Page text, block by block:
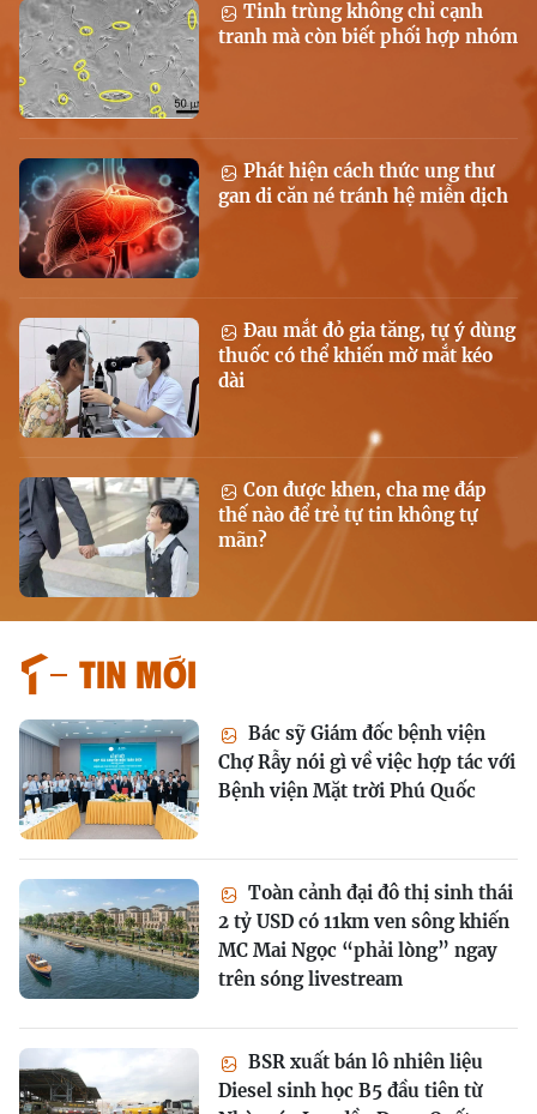
Tinh trùng không chỉ cạnh
tranh mà còn biết phối hợp nhóm
Phát hiện cách thức ung thư
gan di căn né tránh hệ miễn dịch
Đau mắt đỏ gia tăng, tự ý dùng
thuốc có thể khiến mờ mắt kéo
dài
Con được khen, cha mẹ đáp
thế nào để trẻ tự tin không tự
mãn?
Tin mới
Bác sỹ Giám đốc bệnh viện
Chợ Rẫy nói gì về việc hợp tác với
Bệnh viện Mặt trời Phú Quốc
Toàn cảnh đại đô thị sinh thái
2 tỷ USD có 11km ven sông khiến
MC Mai Ngọc “phải lòng” ngay
trên sóng livestream
BSR xuất bán lô nhiên liệu
Diesel sinh học B5 đầu tiên từ